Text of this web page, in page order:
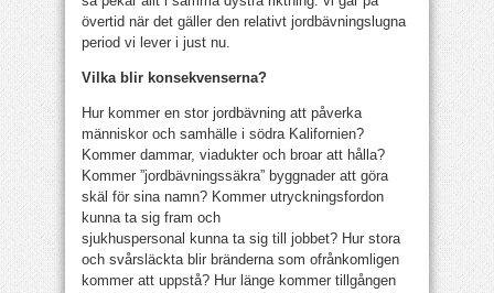
övertid när det gäller den relativt jordbävningslugna
period vi lever i just nu.
Vilka blir konsekvenserna?
Hur kommer en stor jordbävning att påverka
människor och samhälle i södra Kalifornien?
Kommer dammar, viadukter och broar att hålla?
Kommer ”jordbävningssäkra” byggnader att göra
skäl för sina namn? Kommer utryckningsfordon
kunna ta sig fram och
sjukhuspersonal kunna ta sig till jobbet? Hur stora
och svårsläckta blir bränderna som ofrånkomligen
kommer att uppstå? Hur länge kommer tillgången